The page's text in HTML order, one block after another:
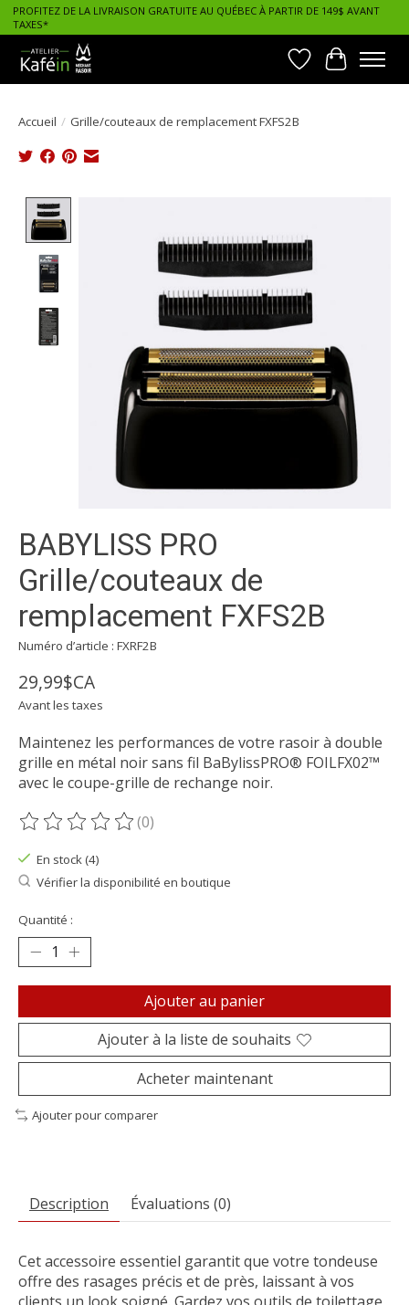
PROFITEZ DE LA LIVRAISON GRATUITE AU QUÉBEC À PARTIR DE 149$ AVANT
TAXES*
Liste dePanier
Accueil / Grille/couteaux de remplacement FXFS2B
BABYLISS PRO
Grille/couteaux de
remplacement FXFS2B
Numéro d’article : FXRF2B
29,99$CA
Avant les taxes
Maintenez les performances de votre rasoir à double
grille en métal noir sans fil BaBylissPRO® FOILFX02™
avec le coupe-grille de rechange noir.
Ce produit est évalué à
(0)
En stock (4)
Vérifier la disponibilité en boutique
Quantité :
Ajouter au panier
Ajouter à la liste de souhaits
Acheter maintenant
Ajouter pour comparer
Description Évaluations (0)
Cet accessoire essentiel garantit que votre tondeuse
offre des rasages précis et de près, laissant à vos